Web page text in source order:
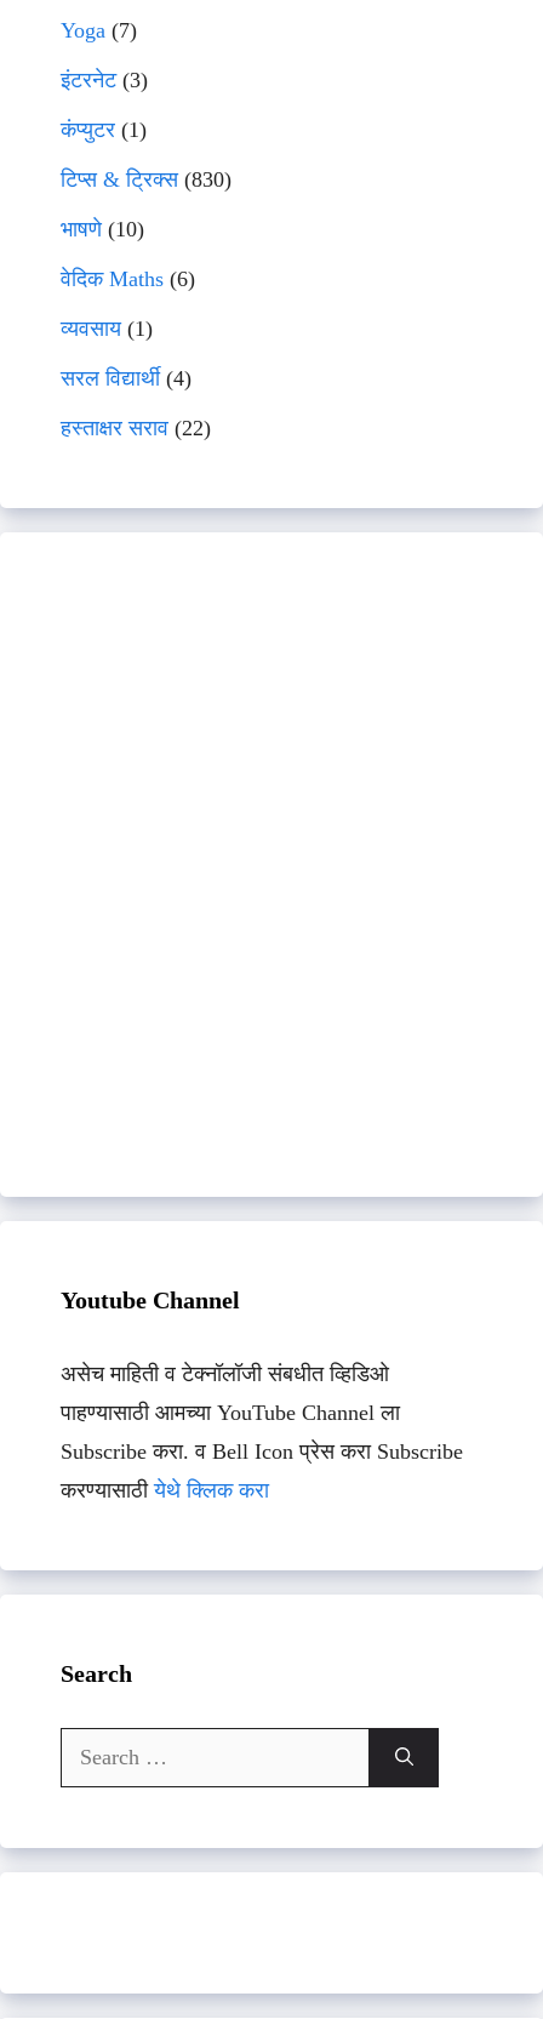
Yoga (7)
इंटरनेट(3)
कंप्युटर (1)
टिप्स & ट्रिक्स(830)
भाषणे(10)
वेदिक Maths (6)
व्यवसाय(1)
सरल विद्यार्थी(4)
हस्ताक्षर सराव (22)
Youtube Channel
असेच माहिती व टेक्नॉलॉजी संबधीत व्हिडिओ
पाहण्यासाठी आमच्या YouTube Channel ला
Subscribe करा. व Bell Icon प्रेस करा Subscribe
करण्यासाठीयेथे क्लिक करा
Search
Search
for: